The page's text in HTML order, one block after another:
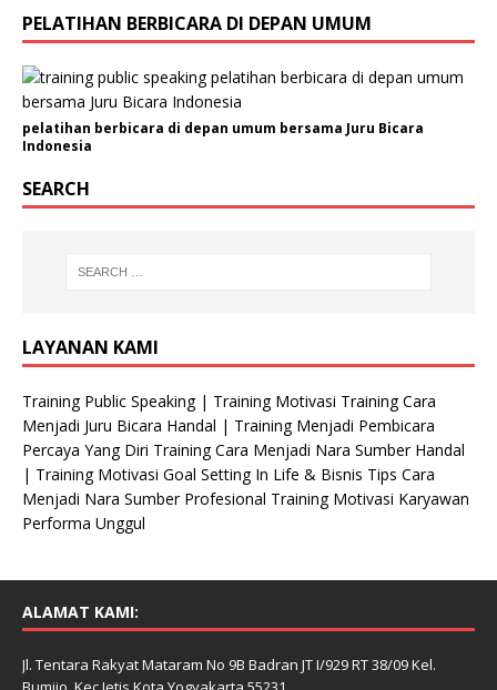
PELATIHAN BERBICARA DI DEPAN UMUM
pelatihan berbicara di depan umum bersama Juru Bicara
Indonesia
SEARCH
LAYANAN KAMI
Training Public Speaking | Training Motivasi Training Cara
Menjadi Juru Bicara Handal | Training Menjadi Pembicara
Percaya Yang Diri Training Cara Menjadi Nara Sumber Handal
| Training Motivasi Goal Setting In Life & Bisnis Tips Cara
Menjadi Nara Sumber Profesional Training Motivasi Karyawan
Performa Unggul
ALAMAT KAMI:
Jl. Tentara Rakyat Mataram No 9B Badran JT I/929 RT 38/09 Kel.